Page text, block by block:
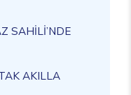
SAHİLİ’NDE
AKILLA